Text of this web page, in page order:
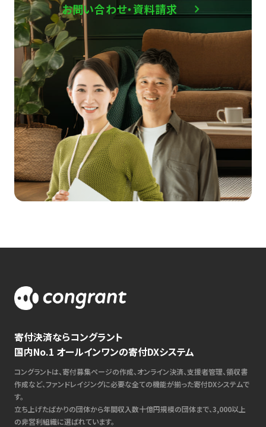
お問い合わせ・資料請求
寄付決済ならコングラント
国内No.1 オールインワンの寄付DXシステム
コングラントは、寄付募集ページの作成、オンライン決済、支援者管理、領収書
作成など、ファンドレイジングに必要な全ての機能が揃った寄付DXシステムで
す。
立ち上げたばかりの団体から年間収入数十億円規模の団体まで、3,000以上
の非営利組織に選ばれています。